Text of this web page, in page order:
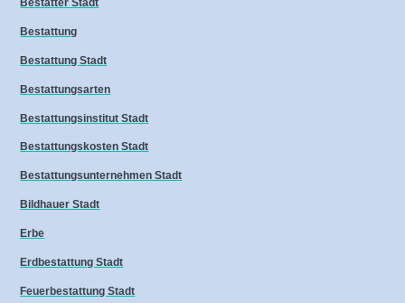
Bestattung
Bestattung Stadt
Bestattungsarten
Bestattungsinstitut Stadt
Bestattungskosten Stadt
Bestattungsunternehmen Stadt
Bildhauer Stadt
Erbe
Erdbestattung Stadt
Feuerbestattung Stadt